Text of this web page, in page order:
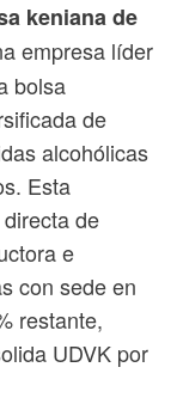
keniana de
empresa líder
bolsa
de
alcohólicas
Esta
de
e
con sede en
restante,
UDVK por